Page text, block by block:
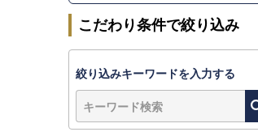
こだわり条件で絞り込み
絞り込みキーワードを入力する